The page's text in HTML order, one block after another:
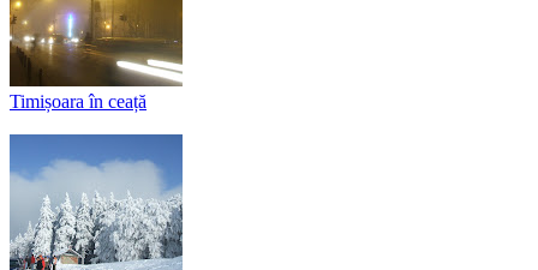
Timișoara în ceață